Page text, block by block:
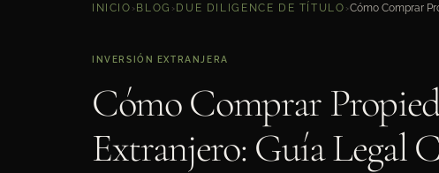
INICIO ›BLOG ›DUE DILIGENCE DE TÍTULO ›
INVERSIÓN EXTRANJERA
Cómo Comprar
Extranjero: Guía Legal